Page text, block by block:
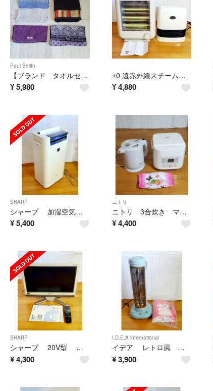
Paul Smith
【ブランド タオルセット5点】 ポールスミス・アナスイ・ラルフローレン、ジルスチュアート バスタオル フェイスタオル
¥5,980
±0 遠赤外線スチーム 電気ストーブ ＆ セラミック ファンヒーター 2点 ホワイト 暖房器具
¥ 4,880
SHARP
シャープ 加湿空気清浄機 プラズマクラスター 分解清掃済み 2019年製 SHARP 花粉 脱臭 ホワイト
¥5,400
ニトリ
ニトリ 3合炊き マイコン炊飯器 NITORI ＆ タイガー 電気ケトル ホワイト TIGER 家電品 2点セット
¥ 4,400
SHARP
シャープ 20V型 液晶テレビ AQUOS 清掃済 取説・リモコン付 B-CASカード付
¥4,300
I.D.E.A international
​イデア レトロ風 スリムヒーター ＆ 未使用 山形電気あんか 暖房2点セット
¥ 3,900